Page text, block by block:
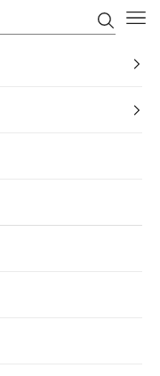
古着屋BIG2nd